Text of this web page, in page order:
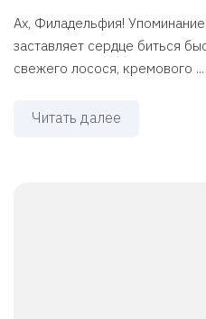
Ах, Филадельфия!
заставляет сердце биться
свежего лосося, кремового ...
Читать далее